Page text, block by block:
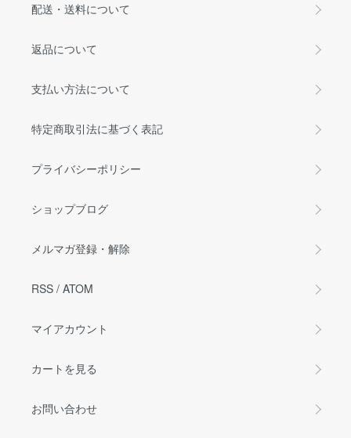
配送・送料について
返品について
支払い方法について
特定商取引法に基づく表記
プライバシーポリシー
ショップブログ
メルマガ登録・解除
RSS / ATOM
マイアカウント
カートを見る
お問い合わせ